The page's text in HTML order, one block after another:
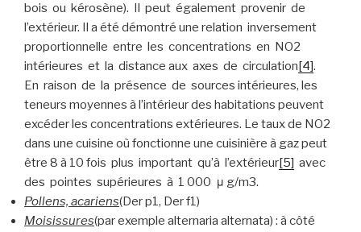
bois ou kérosène). Il peut également provenir de
l’extérieur. Il a été démontré une relation inversement
proportionnelle entre les concentrations en NO2
intérieures et la distance aux axes de circulation[4].
En raison de la présence de sources intérieures, les
teneurs moyennes à l’intérieur des habitations peuvent
excéder les concentrations extérieures. Le taux de NO2
dans une cuisine où fonctionne une cuisinière à gaz peut
être 8 à 10 fois plus important qu’à l’extérieur[5] avec
des pointes supérieures à 1 000 μ g/m3.
Pollens, acariens(Der p1, Der f1)
Moisissures(par exemple alternaria alternata) : à côté